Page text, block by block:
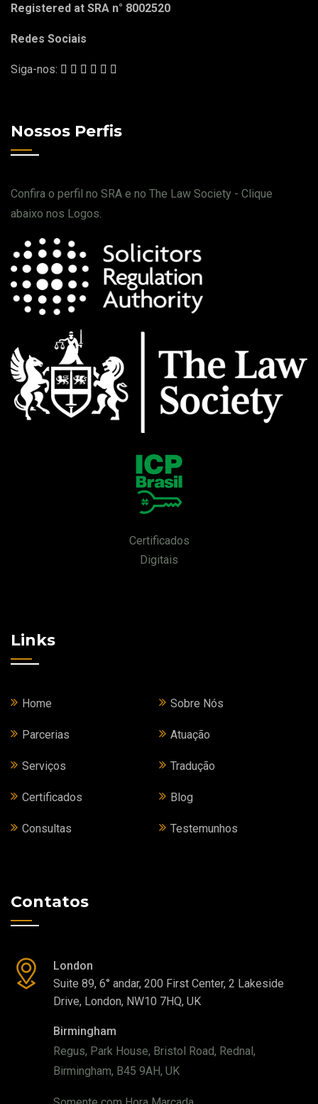
Registered at SRA n° 8002520
Redes Sociais
Siga-nos:
Nossos Perfis
Confira o perfil no SRA e no The Law Society - Clique
abaixo nos Logos.
Certificados
Digitais
Links
Home Sobre Nós
Parcerias Atuação
Serviços Tradução
Certificados Blog
Consultas Testemunhos
Contatos
London
Suite 89, 6° andar, 200 First Center, 2 Lakeside
Drive, London, NW10 7HQ, UK
Birmingham
Regus, Park House, Bristol Road, Rednal,
Birmingham, B45 9AH, UK